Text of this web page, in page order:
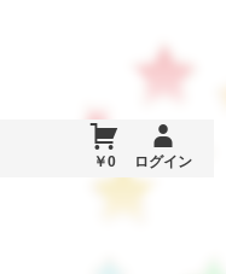
￥0 ログイン